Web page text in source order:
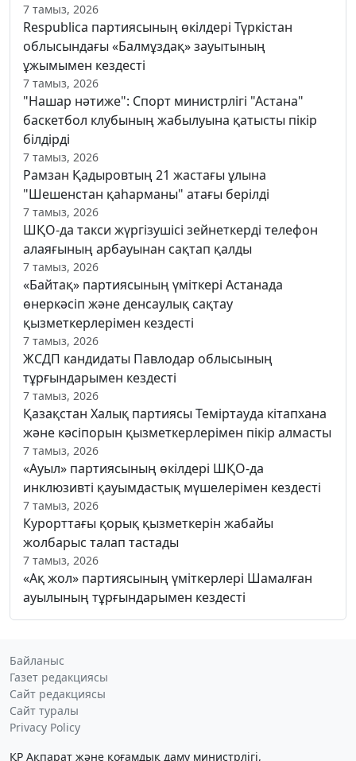
7 тамыз, 2026
Respublica партиясының өкілдері Түркістан
облысындағы «Балмұздақ» зауытының
ұжымымен кездесті
7 тамыз, 2026
"Нашар нәтиже": Спорт министрлігі "Астана"
баскетбол клубының жабылуына қатысты пікір
білдірді
7 тамыз, 2026
Рамзан Қадыровтың 21 жастағы ұлына
"Шешенстан қаһарманы" атағы берілді
7 тамыз, 2026
ШҚО-да такси жүргізушісі зейнеткерді телефон
алаяғының арбауынан сақтап қалды
7 тамыз, 2026
«Байтақ» партиясының үміткері Астанада
өнеркәсіп және денсаулық сақтау
қызметкерлерімен кездесті
7 тамыз, 2026
ЖСДП кандидаты Павлодар облысының
тұрғындарымен кездесті
7 тамыз, 2026
Қазақстан Халық партиясы Теміртауда кітапхана
және кәсіпорын қызметкерлерімен пікір алмасты
7 тамыз, 2026
«Ауыл» партиясының өкілдері ШҚО-да
инклюзивті қауымдастық мүшелерімен кездесті
7 тамыз, 2026
Курорттағы қорық қызметкерін жабайы
жолбарыс талап тастады
7 тамыз, 2026
«Ақ жол» партиясының үміткерлері Шамалған
ауылының тұрғындарымен кездесті
Байланыс
Газет редакциясы
Сайт редакциясы
Сайт туралы
Privacy Policy
ҚР Ақпарат және қоғамдық даму министрлігі,